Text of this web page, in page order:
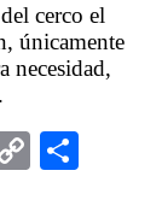
cerco el
únicamente
necesidad,
Copy